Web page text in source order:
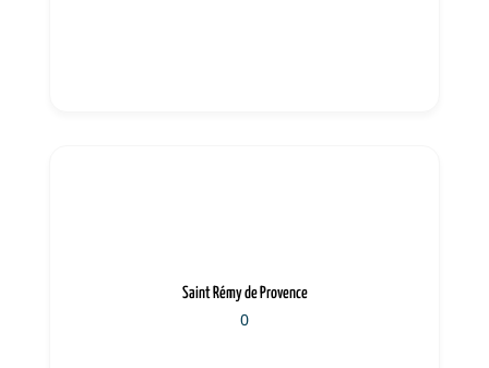
Saint Rémy de Provence
0